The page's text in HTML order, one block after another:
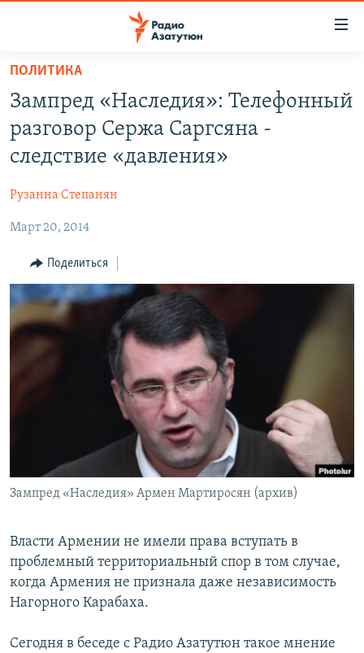
Перейти
основному
содержанию
Перейти
основной
навигации
Перейти
поиску
НОВОСТИ
ПОЛИТИКА
ЭКОНОМИКА
РЕГИОН
НАГОРНЫЙ КАРАБАХ
КУЛЬТУРА
СПОРТ
АРХИВ
Հայերեն
Все сайты Радио Азатутюн
ПОЛИТИКА
Зампред «Наследия»: Телефонный
разговор Сержа Саргсяна -
следствие «давления»
Рузанна Степанян
Март 20, 2014
Поделиться
Зампред «Наследия» Армен Мартиросян (архив)
Власти Армении не имели права вступать в
проблемный территориальный спор в том случае,
когда Армения не признала даже независимость
Нагорного Карабаха.
Сегодня в беседе с Радио Азатутюн такое мнение